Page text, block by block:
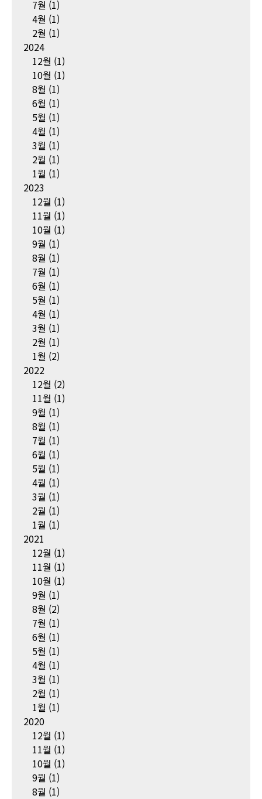
7월 (1)
4월 (1)
2월 (1)
2024
12월 (1)
10월 (1)
8월 (1)
6월 (1)
5월 (1)
4월 (1)
3월 (1)
2월 (1)
1월 (1)
2023
12월 (1)
11월 (1)
10월 (1)
9월 (1)
8월 (1)
7월 (1)
6월 (1)
5월 (1)
4월 (1)
3월 (1)
2월 (1)
1월 (2)
2022
12월 (2)
11월 (1)
9월 (1)
8월 (1)
7월 (1)
6월 (1)
5월 (1)
4월 (1)
3월 (1)
2월 (1)
1월 (1)
2021
12월 (1)
11월 (1)
10월 (1)
9월 (1)
8월 (2)
7월 (1)
6월 (1)
5월 (1)
4월 (1)
3월 (1)
2월 (1)
1월 (1)
2020
12월 (1)
11월 (1)
10월 (1)
9월 (1)
8월 (1)